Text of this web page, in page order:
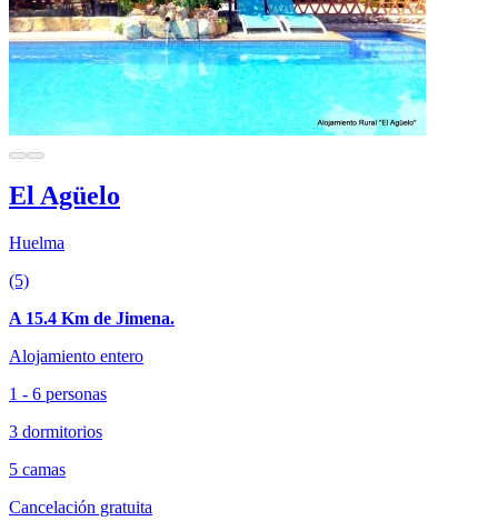
El Agüelo
Huelma
(5)
A 15.4 Km de Jimena.
Alojamiento entero
1 - 6 personas
3 dormitorios
5 camas
Cancelación gratuita